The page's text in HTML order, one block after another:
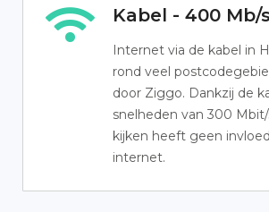
Kabel - 400 Mb/s
Internet via de kabel in
rond veel
door Ziggo. Dankzij de
snelheden van 300 Mbit/
kijken heeft geen
internet.